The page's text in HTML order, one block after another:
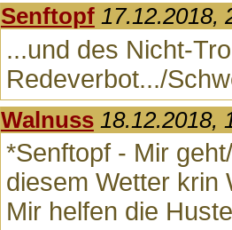
Senftopf 17.12.2018,
...und des Nicht-
Redeverbot.../
Walnuss 18.12.2018,
*Senftopf - Mir
diesem Wetter krin
Mir helfen die